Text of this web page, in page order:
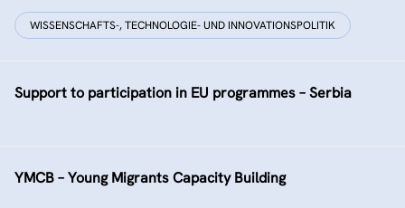
WISSENSCHAFTS-, TECHNOLOGIE- UND INNOVATIONSPOLITIK
Support to participation in EU programmes – Serbia
YMCB – Young Migrants Capacity Building